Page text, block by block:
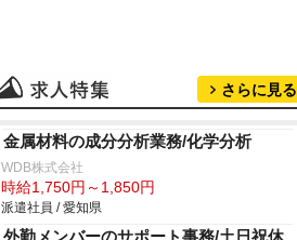
さらに見る
金属材料の成分分析業務/化学分析
WDB株式会社
時給1,750円～1,850円
派遣社員 / 愛知県
外勤メンバーのサポート事務/土日祝休